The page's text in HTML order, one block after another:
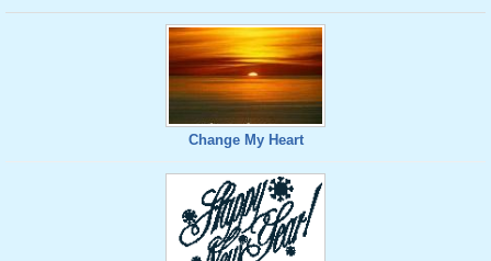
Change My Heart